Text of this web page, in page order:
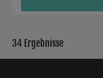
34 Ergebnisse